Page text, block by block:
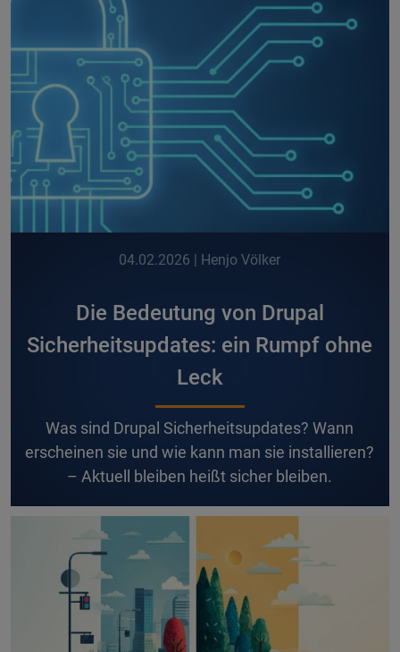
04.02.2026 | Henjo Völker
Die Bedeutung von Drupal
Sicherheitsupdates: ein Rumpf ohne
Leck
Was sind Drupal Sicherheitsupdates? Wann
erscheinen sie und wie kann man sie installieren?
– Aktuell bleiben heißt sicher bleiben.